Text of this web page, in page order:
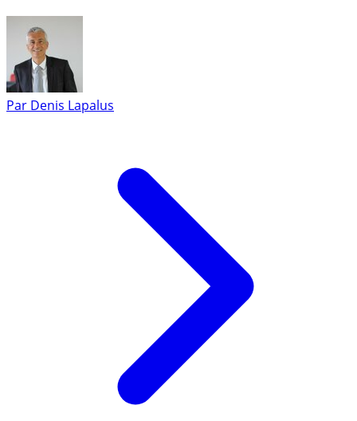
Par Denis Lapalus